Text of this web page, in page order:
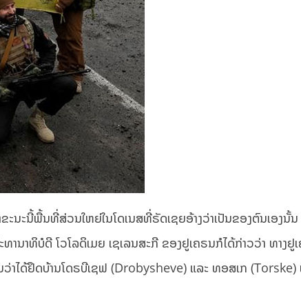
ນະນີ້ພື້ນທີ່ສ່ວນໃຫຍ່ໃນໂດເນສທີ່ຣັດເຊຍອ້າງວ່າເປັນຂອງຕົນເອງນັ້ນ
ນາທິບໍດີ ໂວໂລດິເມຍ ເຊເລນສະກີ ຂອງຢູເຄຣນກໍໄດ້ກ່າວວ່າ ທາງຢູ
າໄດ້ຢຶດບ້ານໂດຣບີເຊຟ (Drobysheve) ແລະ ທອສເກ